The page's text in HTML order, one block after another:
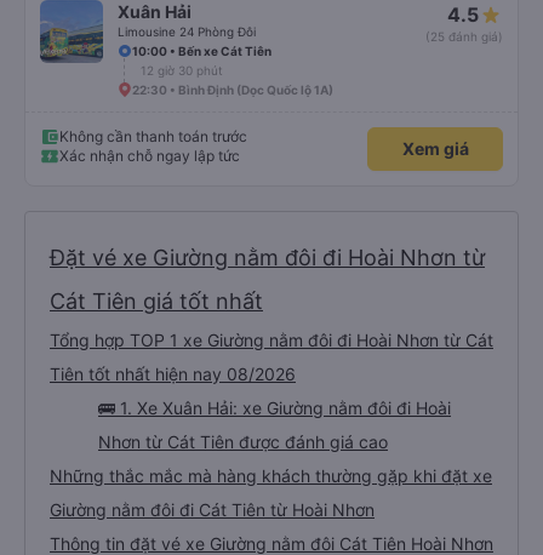
Xuân Hải
Limousine 24 Phòng Đôi
4.5
(25 đánh giá)
10:00 • Bến xe Cát Tiên
12 giờ 30 phút
22:30 • Bình Định (Dọc Quốc lộ 1A)
Không cần thanh toán trước
Xác nhận chỗ ngay lập tức
Xem giá
Đặt vé xe Giường nằm đôi đi Hoài Nhơn từ
Cát Tiên giá tốt nhất
Tổng hợp TOP 1 xe Giường nằm đôi đi Hoài Nhơn từ Cát
Tiên tốt nhất hiện nay 08/2026
🚌 1. Xe Xuân Hải: xe Giường nằm đôi đi Hoài
Nhơn từ Cát Tiên được đánh giá cao
Những thắc mắc mà hàng khách thường gặp khi đặt xe
Giường nằm đôi đi Cát Tiên từ Hoài Nhơn
Thông tin đặt vé xe Giường nằm đôi Cát Tiên Hoài Nhơn